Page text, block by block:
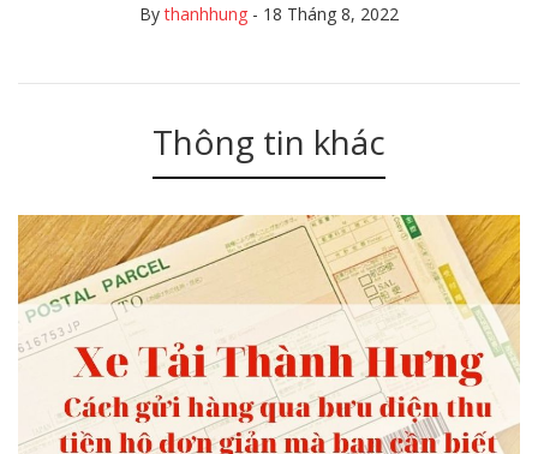
Bythanhhung - 18 Tháng 8, 2022
Thông tin khác